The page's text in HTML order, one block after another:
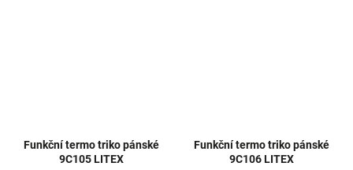
Funkční termo triko pánské
9C105 LITEX
Funkční termo triko pánské
9C106 LITEX